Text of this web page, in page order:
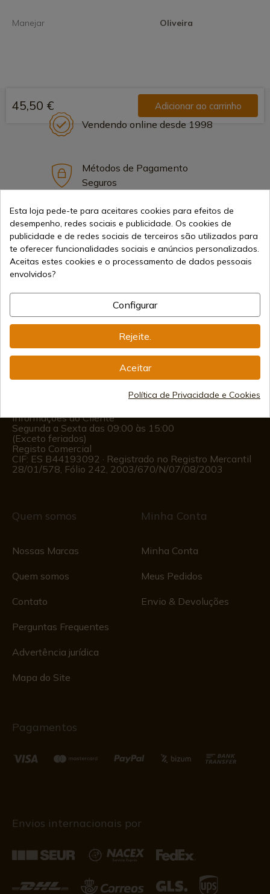
Manejar Oliveira
45,50 € Adicionar ao carrinho
Vendendo online desde 1998
Métodos de Pagamento
Seguros
Frete Internacional
info@aceros-de-hispania.com
Informações ao Cliente
Segunda a Sexta das 09:00 às 15:00
(Exceto feriados)
Registo Comercial
CIF: ES B44193092 · Registrado no Registro Mercantil
28/01/578, Fólio 242, 2003/670/N/07/08/2003
Quem somos
Nossas Marcas
Quem somos
Contato
Perguntas Frequentes
Advertência jurídica
Mapa do Site
Minha Conta
Minha Conta
Meus Pedidos
Envio & Devoluções
Pagamentos
Envios internacionais por
Esta loja pede-te para aceitares cookies para efeitos de
desempenho, redes sociais e publicidade. Os cookies de
publicidade e de redes sociais de terceiros são utilizados para
te oferecer funcionalidades sociais e anúncios personalizados.
Aceitas estes cookies e o processamento de dados pessoais
envolvidos?
Configurar
Rejeite.
Aceitar
Política de Privacidade e Cookies